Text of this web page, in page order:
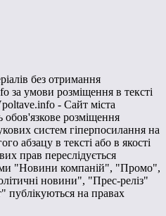
без отримання
за умови розміщення в тексті
- Сайт міста
розміщення
систем гіперпосилання на
абзацу в тексті або в якості
прав переслідується
"Новини компаній", "Промо",
новини", "Прес-реліз"
публікуються на правах